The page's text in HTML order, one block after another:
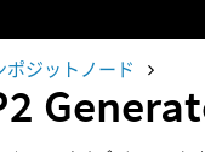
ポジットノード